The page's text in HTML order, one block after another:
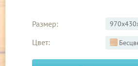
Размер:
Цвет: